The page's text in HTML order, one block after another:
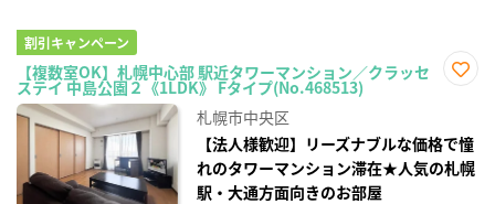
割引キャンペーン
【複数室OK】札幌中心部 駅近タワーマンション／クラッセ
ステイ 中島公園２《1LDK》 Fタイプ(No.468513)
録
札幌市中央区
【法人様歓迎】リーズナブルな価格で憧
れのタワーマンション滞在★人気の札幌
駅・大通方面向きのお部屋